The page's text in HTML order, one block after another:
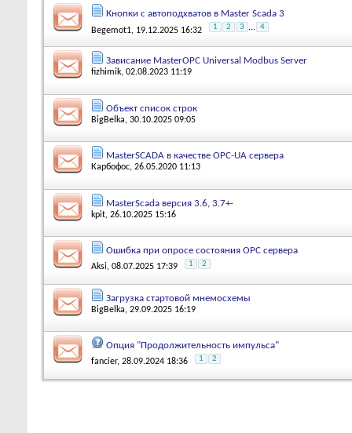
Кнопки с автоподхватов в Master Scada 3
Begemot1, 19.12.2025 16:32 1 2 3 ... 4
Зависание MasterOPC Universal Modbus Server
fizhimik, 02.08.2023 11:19
Объект список строк
BigBelka, 30.10.2025 09:05
MasterSCADA в качестве OPC-UA сервера
Карбофос, 26.05.2020 11:13
MasterScada версия 3.6, 3.7+-
kpit, 26.10.2025 15:16
Ошибка при опросе состояния OPC сервера
Aksi, 08.07.2025 17:39 1 2
Загрузка стартовой мнемосхемы
BigBelka, 29.09.2025 16:19
Опция "Продолжительность импульса"
fancier, 28.09.2024 18:36 1 2